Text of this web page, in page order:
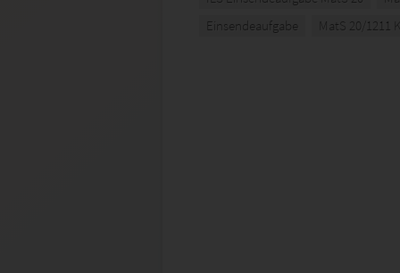
Einsendeaufgabe
MatS 20/1211